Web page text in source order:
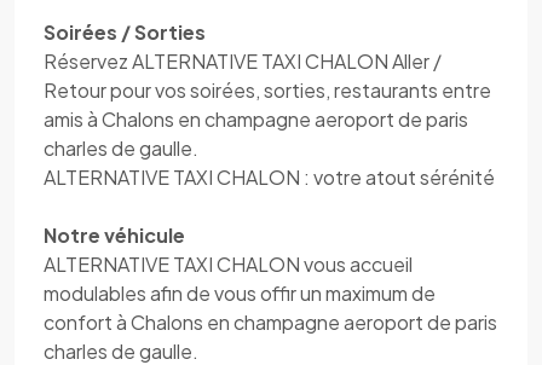
Soirées / Sorties
Réservez ALTERNATIVE TAXI CHALON Aller /
Retour pour vos soirées, sorties, restaurants entre
amis à Chalons en champagne aeroport de paris
charles de gaulle.
ALTERNATIVE TAXI CHALON : votre atout sérénité
Notre véhicule
ALTERNATIVE TAXI CHALON vous accueil
modulables afin de vous offir un maximum de
confort à Chalons en champagne aeroport de paris
charles de gaulle.